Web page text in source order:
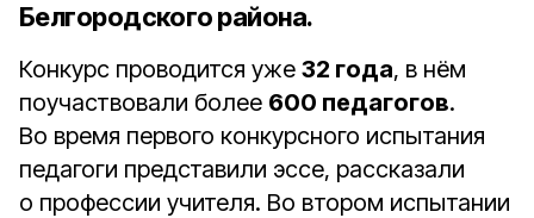
Белгородского района.
Конкурс проводится уже 32 года, в нём
поучаствовали более 600 педагогов.
Во время первого конкурсного испытания
педагоги представили эссе, рассказали
о профессии учителя. Во втором испытании